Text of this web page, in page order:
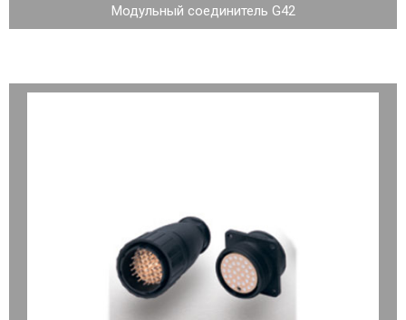
Модульный соединитель G42